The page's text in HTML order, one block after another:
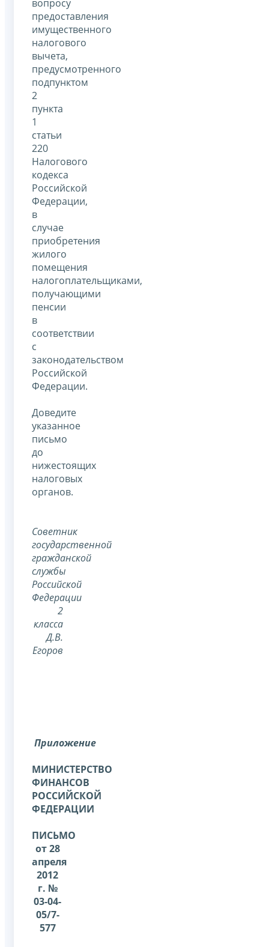
вопросу
предоставления
имущественного
налогового
вычета,
предусмотренного
подпунктом
2
пункта
1
статьи
220
Налогового
кодекса
Российской
Федерации,
в
случае
приобретения
жилого
помещения
налогоплательщиками,
получающими
пенсии
в
соответствии
с
законодательством
Российской
Федерации.
Доведите
указанное
письмо
до
нижестоящих
налоговых
органов.
Советник
государственной
гражданской
службы
Российской
Федерации
2
класса
Д.В.
Егоров
Приложение
МИНИСТЕРСТВО
ФИНАНСОВ
РОССИЙСКОЙ
ФЕДЕРАЦИИ
ПИСЬМО
от 28
апреля
2012
г. №
03-04-
05/7-
577